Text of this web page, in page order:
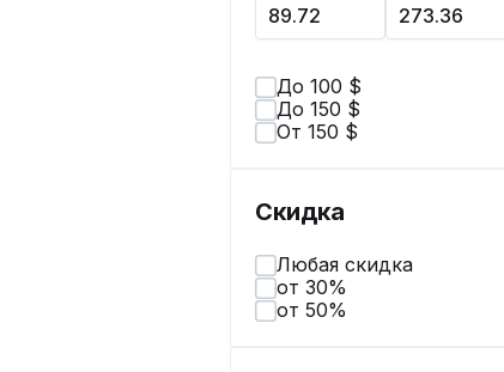
До 100 $
До 150 $
От 150 $
Скидка
Любая скидка
от 30%
от 50%